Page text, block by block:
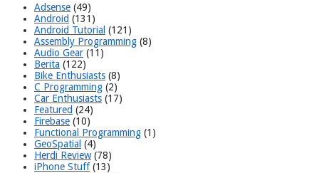
Adsense (49)
Android (131)
Android Tutorial (121)
Assembly Programming (8)
Audio Gear (11)
Berita (122)
Bike Enthusiasts (8)
C Programming (2)
Car Enthusiasts (17)
Featured (24)
Firebase (10)
Functional Programming (1)
GeoSpatial (4)
Herdi Review(78)
iPhone Stuff(13)